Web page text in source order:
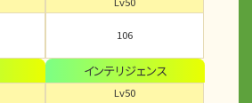
106
インテリジェンス
Lv50